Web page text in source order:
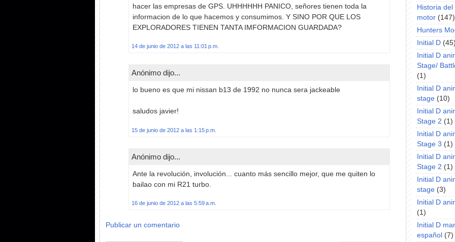
hacer las empresas de GPS. UHHHHHH PANICO, señores tienen toda la
informacion de lo que hacemos y consumimos. Y SINO POR QUE LOS
EXPLORADORES TIENEN TANTA IMFORMACION GUARDADA?
14 de junio de 2012 a las 11:01 p.m.
Anónimo dijo...
lo bueno es que mi nissan b13 de 1992 no nunca sera jackeable
saludos javier!
15 de junio de 2012 a las 1:15 p.m.
Anónimo dijo...
Ante la revolución, involución... cuanto más sencillo mejor, que me quiten lo
bailao con mi R21 turbo.
16 de junio de 2012 a las 5:59 a.m.
Publicar un comentario
Historia
motor (147)
Hunters
Initial D
Initial D
Stage/
(1)
Initial D
stage (10)
Initial D
Stage 2 (1)
Initial D
Stage 3 (1)
Initial D
Stage 2 (1)
Initial D
stage (3)
Initial D
(1)
Initial D
español (7)